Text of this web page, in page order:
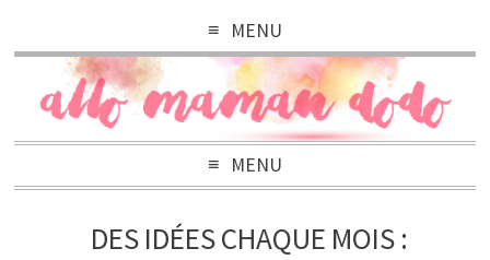
MENU
MENU
DES IDÉES CHAQUE MOIS :